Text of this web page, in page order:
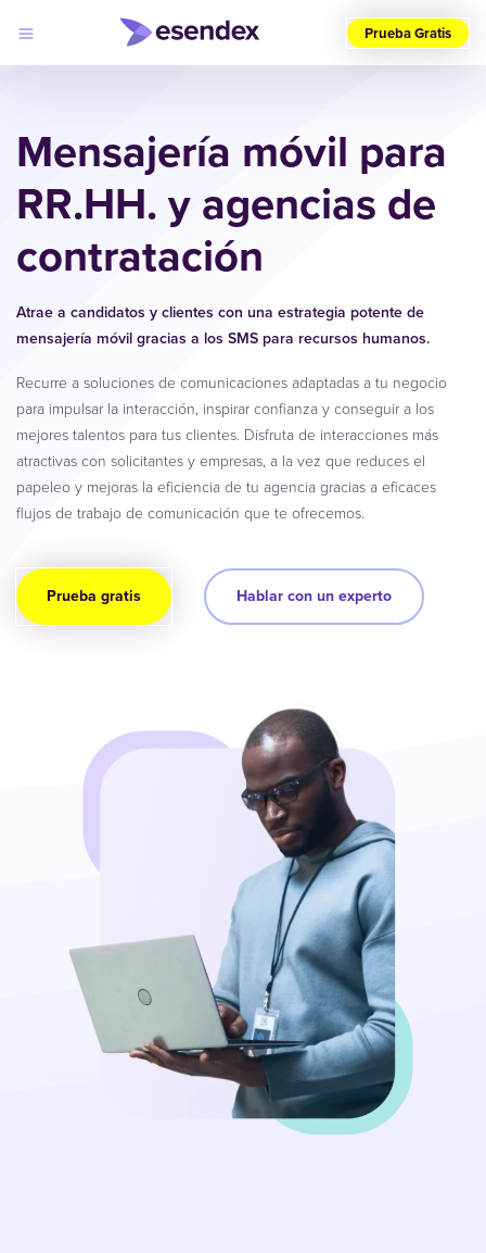
(ES)
Productos
Soluciones
Desarrolladores
Precios
elegirnos
Log
Prueba Gratis
Mensajería móvil para
RR.HH. y agencias de
contratación
Atrae a candidatos y clientes con una estrategia potente de
mensajería móvil gracias a los SMS para recursos humanos.
Recurre a soluciones de comunicaciones adaptadas a tu negocio
para impulsar la interacción, inspirar confianza y conseguir a los
mejores talentos para tus clientes. Disfruta de interacciones más
atractivas con solicitantes y empresas, a la vez que reduces el
papeleo y mejoras la eficiencia de tu agencia gracias a eficaces
flujos de trabajo de comunicación que te ofrecemos.
Prueba gratis Hablar con un experto